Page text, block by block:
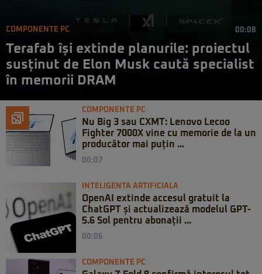
COMPONENTE PC 00:08
Terafab își extinde planurile: proiectul
susținut de Elon Musk caută specialist
în memorii DRAM
COMPONENTE PC
Nu Big 3 sau CXMT: Lenovo Lecoo
Fighter 7000X vine cu memorie de la un
producător mai puțin ...
00:07
INTELIGENTA ARTIFICIALA
OpenAI extinde accesul gratuit la
ChatGPT și actualizează modelul GPT-
5.6 Sol pentru abonații ...
00:06
COMPONENTE PC